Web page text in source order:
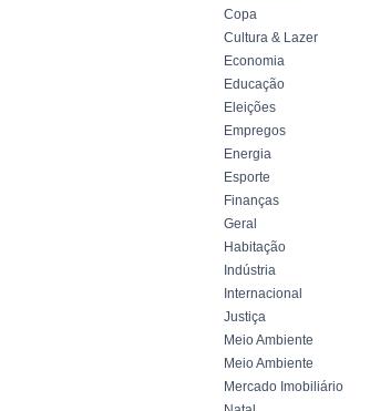
Copa
Cultura & Lazer
Economia
Educação
Eleições
Empregos
Energia
Esporte
Finanças
Geral
Habitação
Indústria
Internacional
Justiça
Meio Ambiente
Meio Ambiente
Mercado Imobiliário